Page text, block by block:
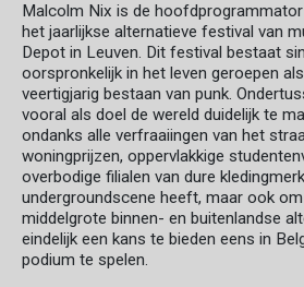
Malcolm Nix is de hoofdprogrammator
het jaarlijkse alternatieve festival van
Depot in Leuven. Dit festival bestaat
oorspronkelijk in het leven geroepen
veertigjarig bestaan van punk.
vooral als doel de wereld duidelijk te
ondanks alle verfraaiingen van het
woningprijzen, oppervlakkige
overbodige filialen van dure
undergroundscene heeft, maar ook
middelgrote binnen- en buitenlandse
eindelijk een kans te bieden eens in
podium te spelen.